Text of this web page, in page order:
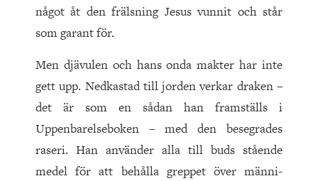
något åt den frälsning Jesus vunnit och står
som garant för.
Men djävulen och hans onda makter har inte
gett upp. Nedkastad till jorden verkar draken –
det är som en sådan han framställs i
Uppenbarelseboken – med den besegrades
raseri. Han använder alla till buds stående
medel för att behålla greppet över männi­